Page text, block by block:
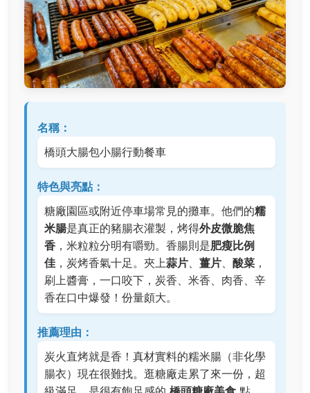
名稱：
橋頭大腸包小腸行動餐車
特色與亮點：
糖廠園區或附近停車場常見的攤車。他們的糯
米腸是真正的豬腸衣灌製，烤得外皮微脆焦
香 ，米粒粒分明有嚼勁。香腸則是肥瘦比例
佳 ，炭烤香氣十足。夾上蒜片、 薑片、 酸菜 ，
刷上醬膏，一口咬下，炭香、米香、肉香、辛
香在口中爆發！份量頗大。
推薦理由：
炭火直烤就是香！真材實料的糯米腸（非化學
腸衣）現在很難找。逛糖廠走累了來一份，超